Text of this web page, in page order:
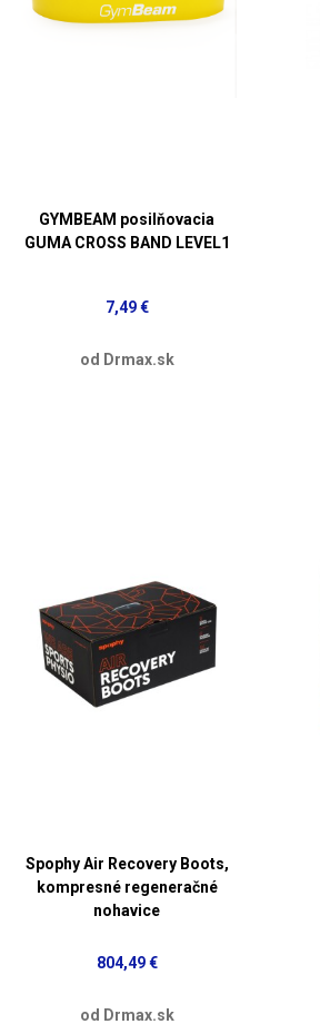
GYMBEAM posilňovacia
GUMA CROSS BAND LEVEL1
7,49 €
od Drmax.sk
Spophy Air Recovery Boots,
kompresné regeneračné
nohavice
804,49 €
od Drmax.sk